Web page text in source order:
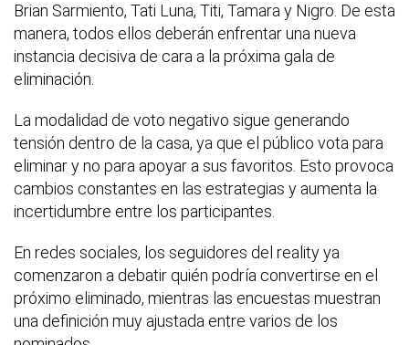
Brian Sarmiento, Tati Luna, Titi, Tamara y Nigro. De esta
manera, todos ellos deberán enfrentar una nueva
instancia decisiva de cara a la próxima gala de
eliminación.
La modalidad de voto negativo sigue generando
tensión dentro de la casa, ya que el público vota para
eliminar y no para apoyar a sus favoritos. Esto provoca
cambios constantes en las estrategias y aumenta la
incertidumbre entre los participantes.
En redes sociales, los seguidores del reality ya
comenzaron a debatir quién podría convertirse en el
próximo eliminado, mientras las encuestas muestran
una definición muy ajustada entre varios de los